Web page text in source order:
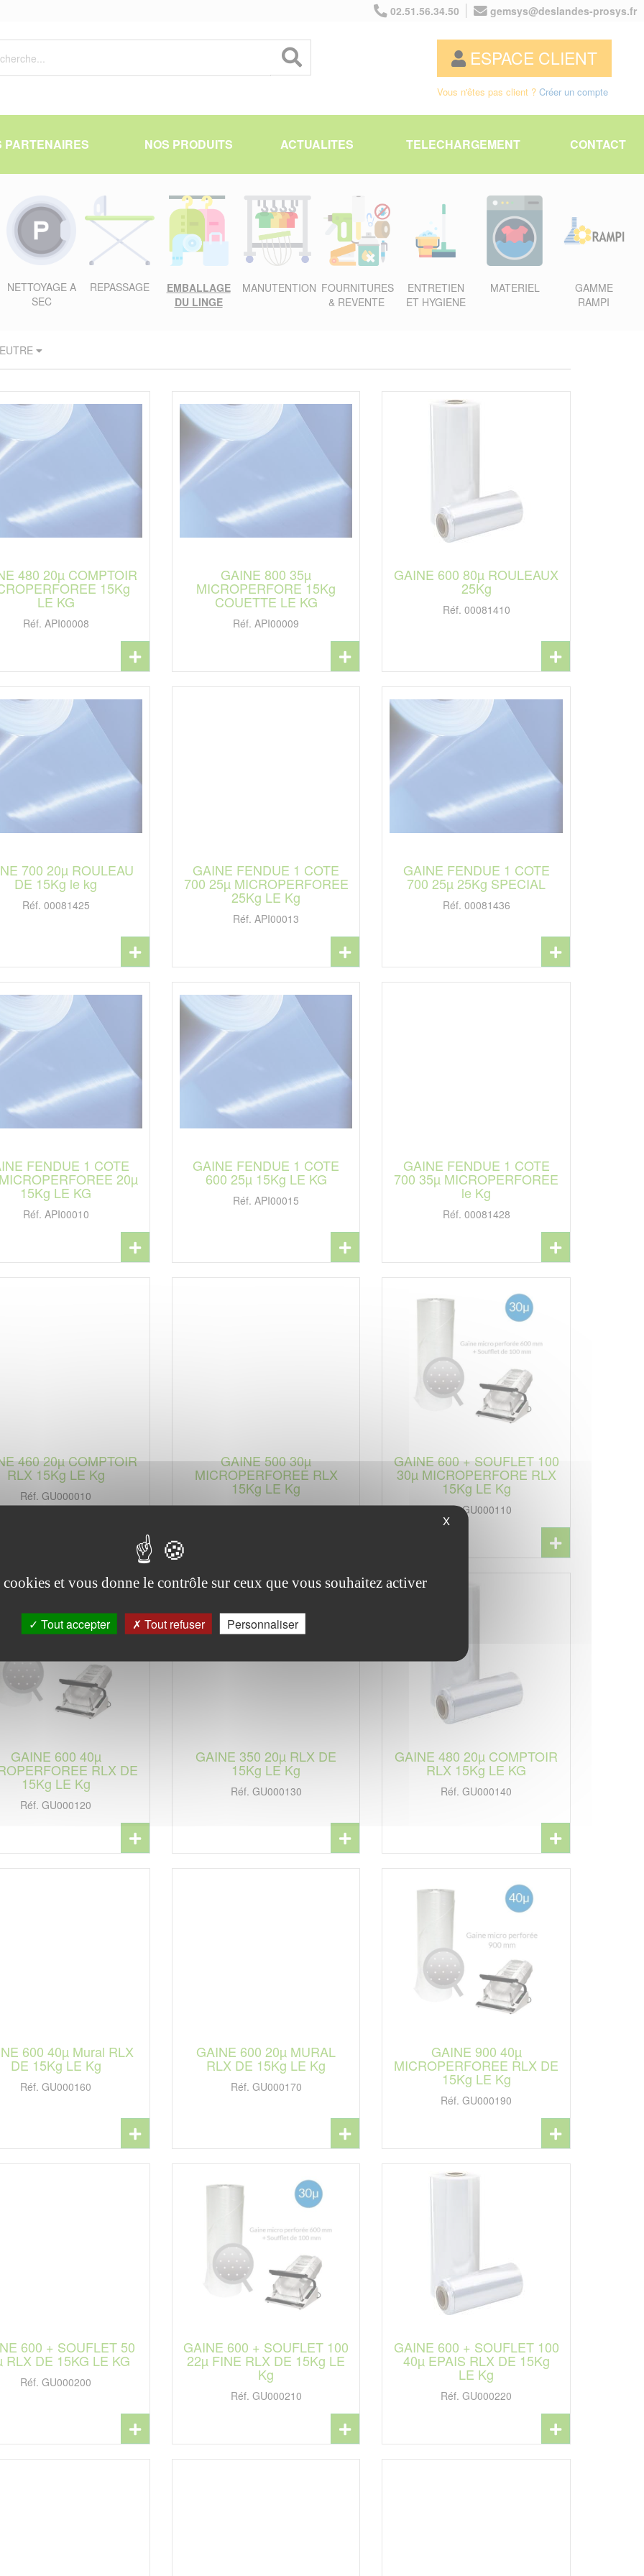
02.51.56.34.50 gemsys@deslandes-prosys.fr
ESPACE CLIENT
Vous n'êtes pas client ? Créer un compte
PARTENAIRES NOS PRODUITS ACTUALITES TELECHARGEMENT CONTACT
NETTOYAGE A
SEC
REPASSAGE
EMBALLAGE
DU LINGE
MANUTENTION FOURNITURES
& REVENTE
ENTRETIEN
ET HYGIENE
MATERIEL
GAMME
RAMPI
480 20µ COMPTOIR
15Kg
LE KG
Réf. API00008
GAINE 800 35µ
MICROPERFORE 15Kg
COUETTE LE KG
Réf. API00009
GAINE 600 80µ ROULEAUX
25Kg
Réf. 00081410
700 20µ ROULEAU
DE 15Kg le kg
Réf. 00081425
GAINE FENDUE 1 COTE
700 25µ MICROPERFOREE
25Kg LE Kg
Réf. API00013
GAINE FENDUE 1 COTE
700 25µ 25Kg SPECIAL
Réf. 00081436
FENDUE 1 COTE
20µ
15Kg LE KG
Réf. API00010
GAINE FENDUE 1 COTE
600 25µ 15Kg LE KG
Réf. API00015
GAINE FENDUE 1 COTE
700 35µ MICROPERFOREE
le Kg
Réf. 00081428
460 20µ COMPTOIR
RLX 15Kg LE Kg
Réf. GU000010
GAINE 500 30µ
MICROPERFOREE RLX
15Kg LE Kg
Réf. GU000100
GAINE 600 + SOUFLET 100
30µ MICROPERFORE RLX
15Kg LE Kg
Réf. GU000110
GAINE 600 40µ
RLX DE
15Kg LE Kg
Réf. GU000120
GAINE 350 20µ RLX DE
15Kg LE Kg
Réf. GU000130
GAINE 480 20µ COMPTOIR
RLX 15Kg LE KG
Réf. GU000140
600 40µ Mural RLX
DE 15Kg LE Kg
Réf. GU000160
GAINE 600 20µ MURAL
RLX DE 15Kg LE Kg
Réf. GU000170
GAINE 900 40µ
MICROPERFOREE RLX DE
15Kg LE Kg
Réf. GU000190
600 + SOUFLET 50
RLX DE 15KG LE KG
Réf. GU000200
GAINE 600 + SOUFLET 100
22µ FINE RLX DE 15Kg LE
Kg
Réf. GU000210
GAINE 600 + SOUFLET 100
40µ EPAIS RLX DE 15Kg
LE Kg
Réf. GU000220
X
et vous donne le contrôle sur ceux que vous souhaitez activer
Tout accepter Tout refuser Personnaliser